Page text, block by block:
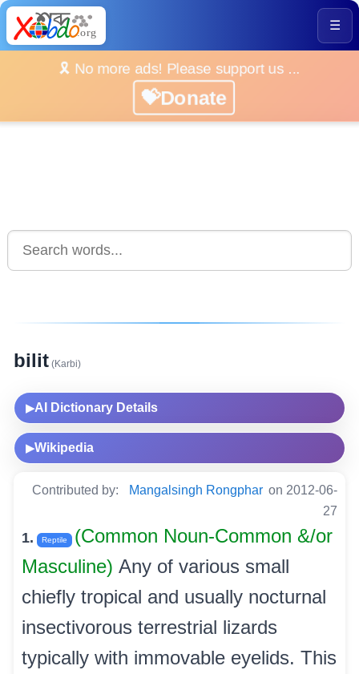
☰
🎗️ No more ads! Please support us ...
💝Donate
bilit (Karbi)
▶AI Dictionary Details
▶Wikipedia
Contributed by: Mangalsingh Rongphar on 2012-06-
27
1. Reptile
(Common Noun-Common &/or
Masculine) Any of various small
chiefly tropical and usually nocturnal
insectivorous terrestrial lizards
typically with immovable eyelids. This